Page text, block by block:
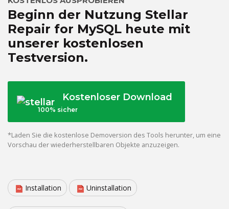
Beginn der Nutzung Stellar
Repair for MySQL heute mit
unserer kostenlosen
Testversion.
Kostenloser Download
100% sicher
*Laden Sie die kostenlose Demoversion des Tools herunter, um eine
Vorschau der wiederherstellbaren Objekte anzuzeigen.
Installation Uninstallation